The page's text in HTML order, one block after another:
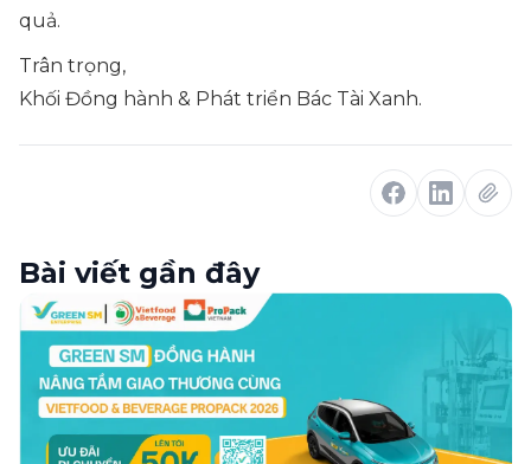
quả.
Trân trọng,
Khối Đồng hành & Phát triển Bác Tài Xanh.
Bài viết gần đây